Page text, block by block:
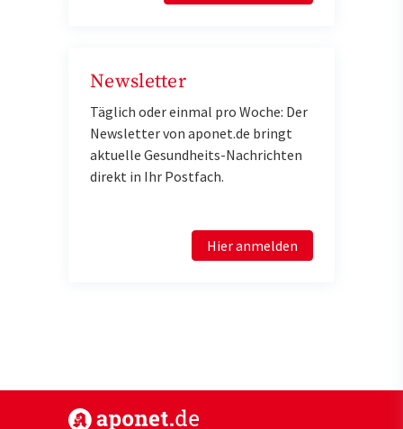
Newsletter
Täglich oder einmal pro Woche: Der
Newsletter von aponet.de bringt
aktuelle Gesundheits-Nachrichten
direkt in Ihr Postfach.
Hier anmelden